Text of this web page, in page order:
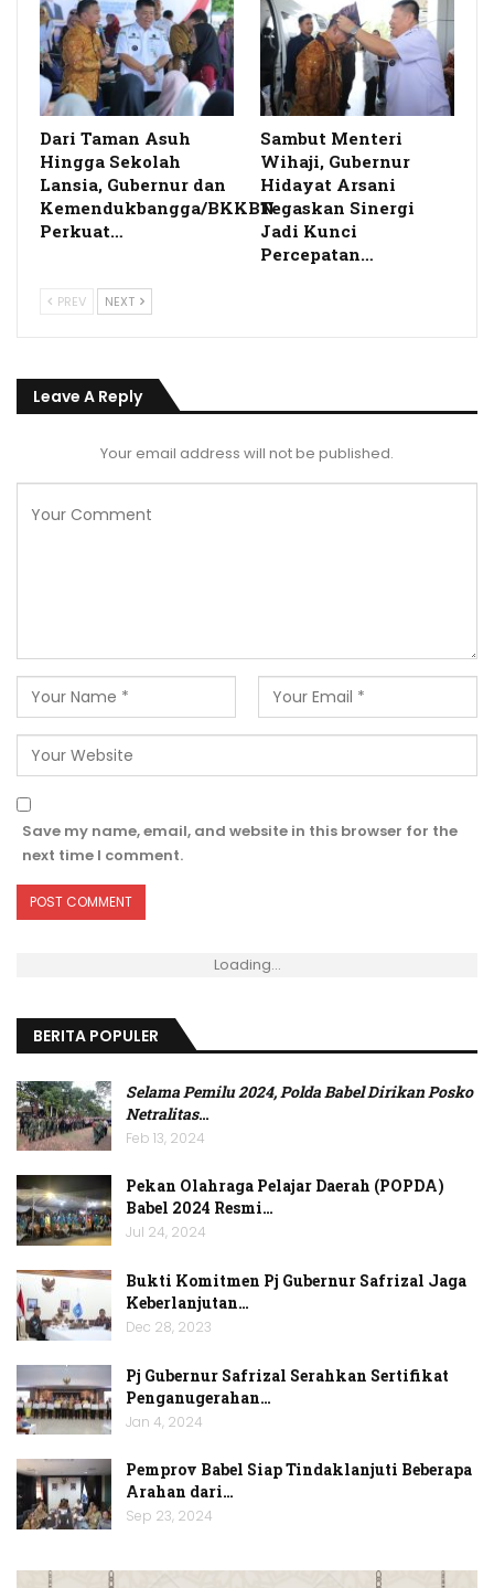
Dari Taman Asuh
Hingga Sekolah
Lansia, Gubernur dan
Kemendukbangga/BKKBN
Perkuat…
Sambut Menteri
Wihaji, Gubernur
Hidayat Arsani
Tegaskan Sinergi
Jadi Kunci
Percepatan…
PREV NEXT
Leave A Reply
Your email address will not be published.
Save my name, email, and website in this browser for the
next time I comment.
Loading...
BERITA POPULER
Selama Pemilu 2024, Polda Babel Dirikan Posko
Netralitas…
Feb 13, 2024
Pekan Olahraga Pelajar Daerah (POPDA)
Babel 2024 Resmi…
Jul 24, 2024
Bukti Komitmen Pj Gubernur Safrizal Jaga
Keberlanjutan…
Dec 28, 2023
Pj Gubernur Safrizal Serahkan Sertifikat
Penganugerahan…
Jan 4, 2024
Pemprov Babel Siap Tindaklanjuti Beberapa
Arahan dari…
Sep 23, 2024